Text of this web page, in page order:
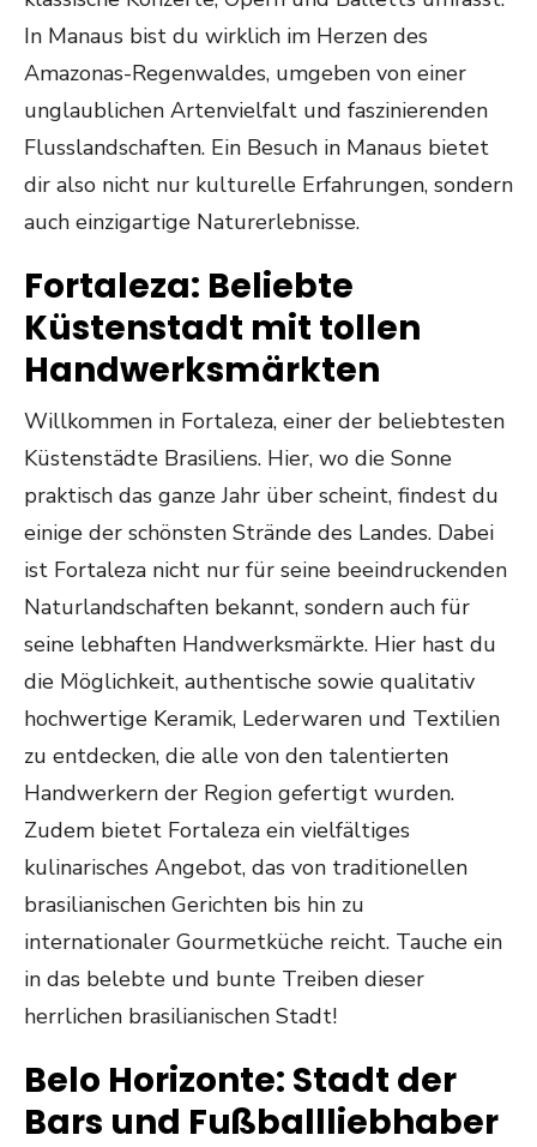
In Manaus bist du wirklich im Herzen des
Amazonas-Regenwaldes, umgeben von einer
unglaublichen Artenvielfalt und faszinierenden
Flusslandschaften. Ein Besuch in Manaus bietet
dir also nicht nur kulturelle Erfahrungen, sondern
auch einzigartige Naturerlebnisse.
Fortaleza: Beliebte
Küstenstadt mit tollen
Handwerksmärkten
Willkommen in Fortaleza, einer der beliebtesten
Küstenstädte Brasiliens. Hier, wo die Sonne
praktisch das ganze Jahr über scheint, findest du
einige der schönsten Strände des Landes. Dabei
ist Fortaleza nicht nur für seine beeindruckenden
Naturlandschaften bekannt, sondern auch für
seine lebhaften Handwerksmärkte. Hier hast du
die Möglichkeit, authentische sowie qualitativ
hochwertige Keramik, Lederwaren und Textilien
zu entdecken, die alle von den talentierten
Handwerkern der Region gefertigt wurden.
Zudem bietet Fortaleza ein vielfältiges
kulinarisches Angebot, das von traditionellen
brasilianischen Gerichten bis hin zu
internationaler Gourmetküche reicht. Tauche ein
in das belebte und bunte Treiben dieser
herrlichen brasilianischen Stadt!
Belo Horizonte: Stadt der
Bars und Fußballliebhaber